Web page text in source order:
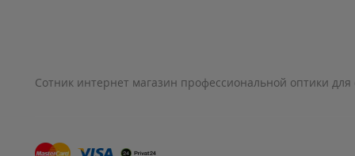
Сотник интернет магазин профессиональной оптики для